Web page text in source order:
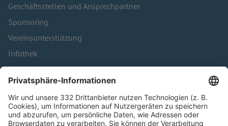
Geschäftsstellen und Ansprechpartner
Sponsoring
Vereinsunterstützung
Infothek
Kontakt
HÄUFIG BESUCHTE SEITEN
Pässe und Vereinswechsel